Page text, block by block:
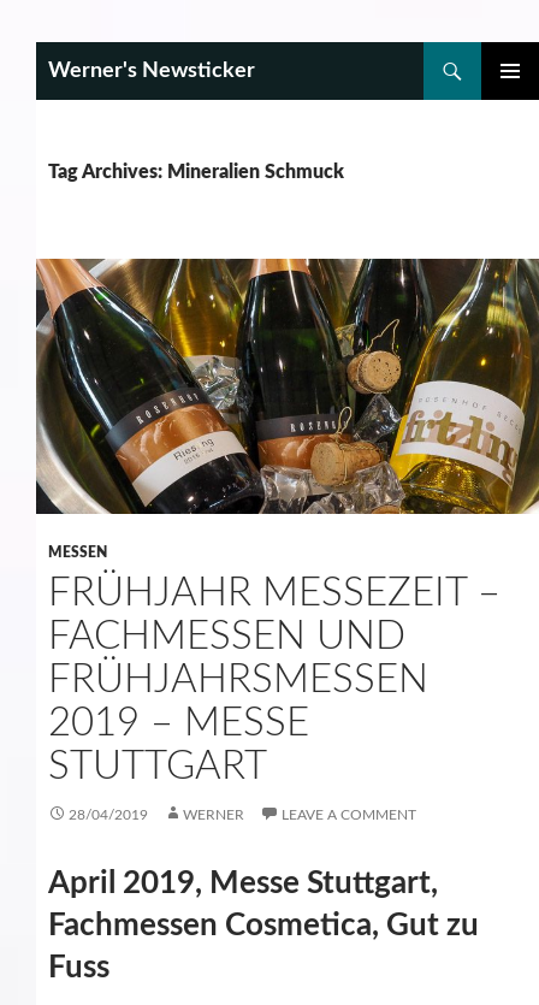
Werner's Newsticker
Tag Archives: Mineralien Schmuck
MESSEN
FRÜHJAHR MESSEZEIT –
FACHMESSEN UND
FRÜHJAHRSMESSEN
2019 – MESSE
STUTTGART
28/04/2019 WERNER LEAVE A COMMENT
April 2019, Messe Stuttgart,
Fachmessen Cosmetica, Gut zu
Fuss